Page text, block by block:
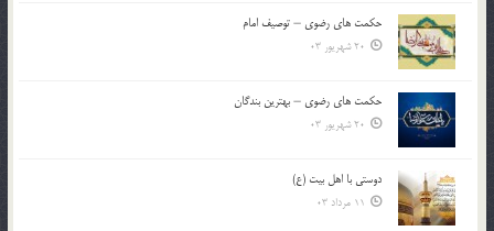
حکمت های رضوی – توصیف امام
20 شهریور 03
حکمت های رضوی – بهترین بندگان
20 شهریور 03
دوستی با اهل بیت (ع)
11 مرداد 03